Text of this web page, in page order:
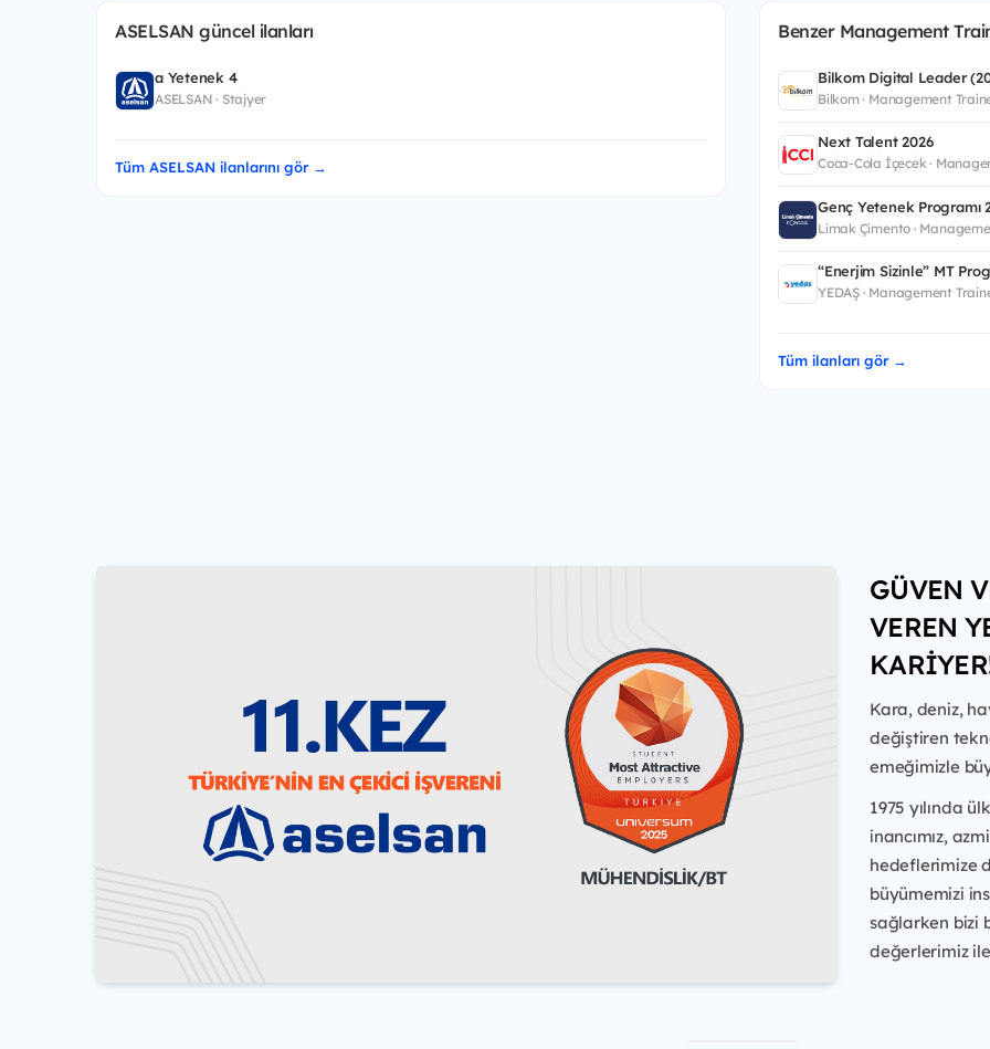
ASELSAN güncel ilanları
a Yetenek 4
ASELSAN · Stajyer
Tüm ASELSAN ilanlarını gör →
Benzer Management
Bilkom Digital Leader
Bilkom · Management
Next Talent 2026
Coca-Cola İçecek ·
Genç Yetenek Programı
Limak Çimento ·
“Enerjim Sizinle” MT
YEDAŞ · Management
Tüm ilanları gör →
GÜVEN
VEREN
Kara, deniz,
değiştiren
emeğimizle
1975 yılında
inancımız,
hedeflerimize
büyümemizi
sağlarken bizi
değerlerimiz